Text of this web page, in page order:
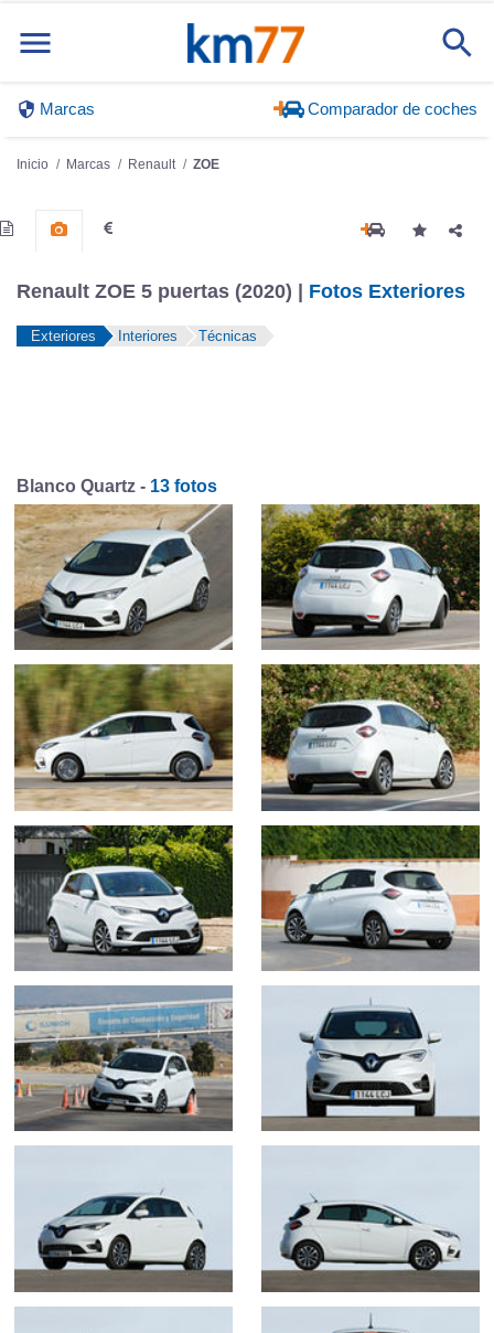
Marcas Comparador de coches
Inicio Marcas Renault ZOE
Renault ZOE 5 puertas (2020) | Fotos Exteriores
Exteriores Interiores Técnicas
Blanco Quartz - 13 fotos